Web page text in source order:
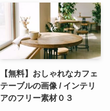
【無料】おしゃれなカフェ
テーブルの画像 / インテリ
アのフリー素材０３